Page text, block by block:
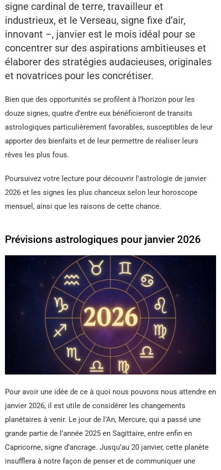
signe cardinal de terre, travailleur et
industrieux, et le Verseau, signe fixe d’air,
innovant –, janvier est le mois idéal pour se
concentrer sur des aspirations ambitieuses et
élaborer des stratégies audacieuses, originales
et novatrices pour les concrétiser.
Bien que des opportunités se profilent à l’horizon pour les
douze signes, quatre d’entre eux bénéficieront de transits
astrologiques particulièrement favorables, susceptibles de leur
apporter des bienfaits et de leur permettre de réaliser leurs
rêves les plus fous.
Poursuivez votre lecture pour découvrir l’astrologie de janvier
2026 et les signes les plus chanceux selon leur horoscope
mensuel, ainsi que les raisons de cette chance.
Prévisions astrologiques pour janvier 2026
Pour avoir une idée de ce à quoi nous pouvons nous attendre en
janvier 2026, il est utile de considérer les changements
planétaires à venir. Le jour de l’An, Mercure, qui a passé une
grande partie de l’année 2025 en Sagittaire, entre enfin en
Capricorne, signe d’ancrage. Jusqu’au 20 janvier, cette planète
insufflera à notre façon de penser et de communiquer une